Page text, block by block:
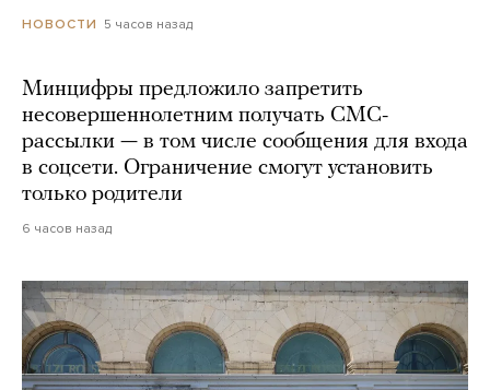
НОВОСТИ 5 часов назад
Минцифры предложило запретить
несовершеннолетним получать СМС-
рассылки — в том числе сообщения для входа
в соцсети. Ограничение смогут установить
только родители
6 часов назад